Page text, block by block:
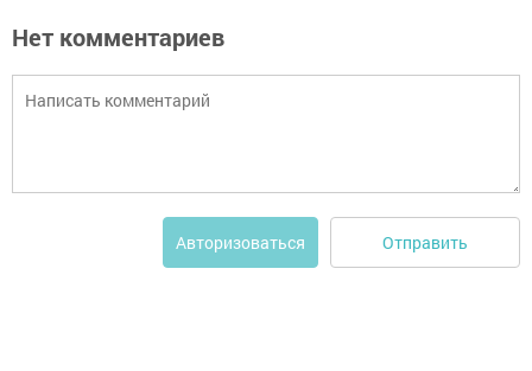
Нет комментариев
Авторизоваться Отправить